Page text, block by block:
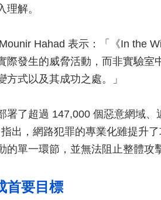
解。
Hahad 表示：「《In the
際發生的威脅活動，而非實驗室
式以及其成功之處。」
署了超過 147,000 個惡意網域
出，網路犯罪的專業化雖提升
的單一環節，並無法阻止整體攻
首要目標